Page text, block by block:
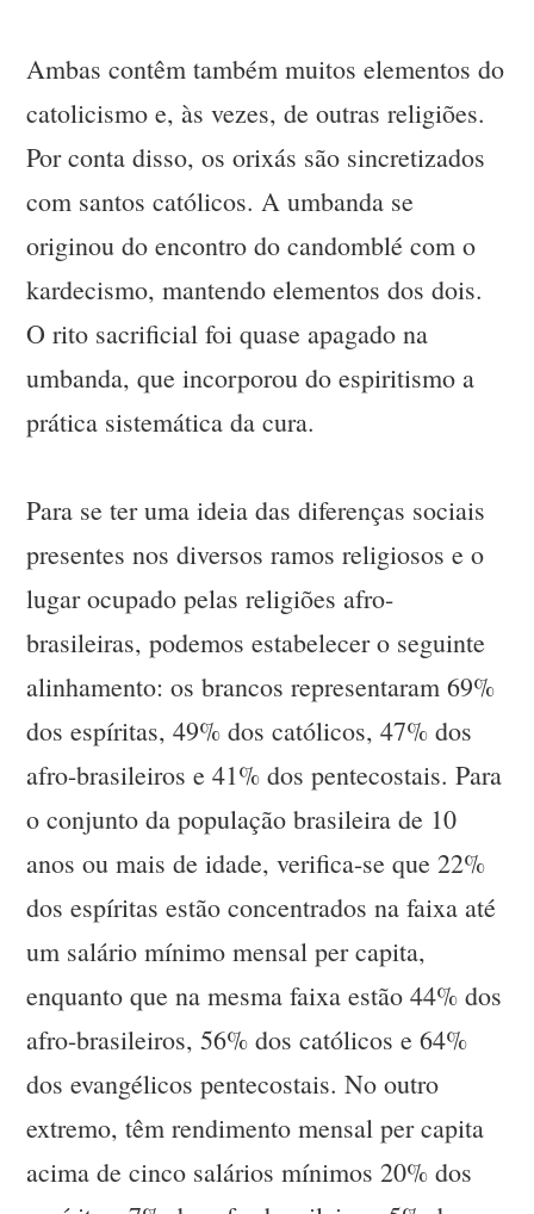
Ambas contêm também muitos elementos do
catolicismo e, às vezes, de outras religiões.
Por conta disso, os orixás são sincretizados
com santos católicos. A umbanda se
originou do encontro do candomblé com o
kardecismo, mantendo elementos dos dois.
O rito sacrificial foi quase apagado na
umbanda, que incorporou do espiritismo a
prática sistemática da cura.
Para se ter uma ideia das diferenças sociais
presentes nos diversos ramos religiosos e o
lugar ocupado pelas religiões afro-
brasileiras, podemos estabelecer o seguinte
alinhamento: os brancos representaram 69%
dos espíritas, 49% dos católicos, 47% dos
afro-brasileiros e 41% dos pentecostais. Para
o conjunto da população brasileira de 10
anos ou mais de idade, verifica-se que 22%
dos espíritas estão concentrados na faixa até
um salário mínimo mensal per capita,
enquanto que na mesma faixa estão 44% dos
afro-brasileiros, 56% dos católicos e 64%
dos evangélicos pentecostais. No outro
extremo, têm rendimento mensal per capita
acima de cinco salários mínimos 20% dos